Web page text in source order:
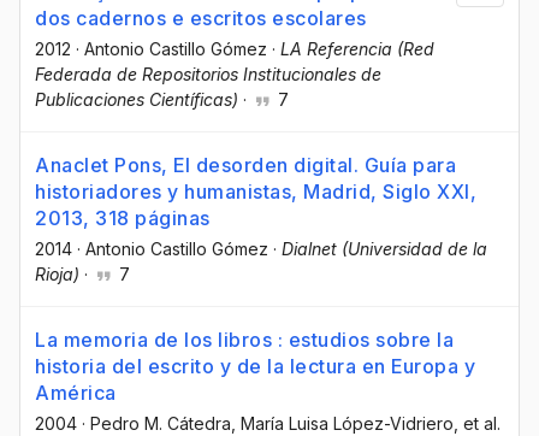
dos cadernos e escritos escolares
2012 · Antonio Castillo Gómez · LA Referencia (Red
Federada de Repositorios Institucionales de
Publicaciones Científicas) · 7
Anaclet Pons, El desorden digital. Guía para
historiadores y humanistas, Madrid, Siglo XXI,
2013, 318 páginas
2014 · Antonio Castillo Gómez · Dialnet (Universidad de la
Rioja) · 7
La memoria de los libros : estudios sobre la
historia del escrito y de la lectura en Europa y
América
2004 · Pedro M. Cátedra , María Luisa López-Vidriero , et al.